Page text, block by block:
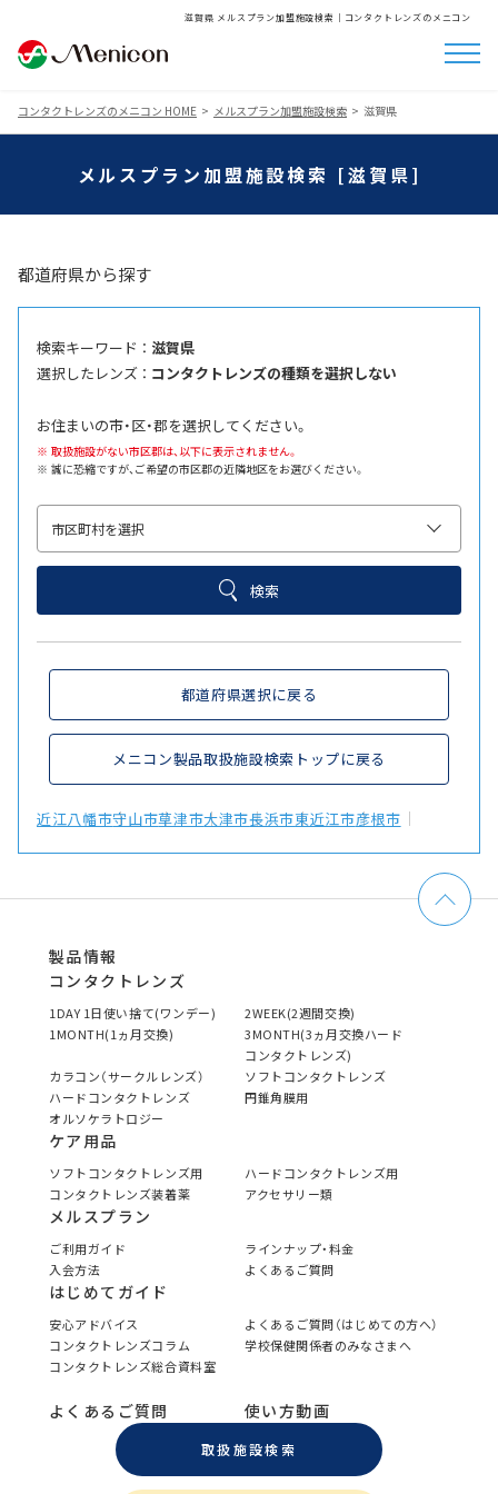
滋賀県 メルスプラン加盟施設検索│コンタクトレンズのメニコン
コンタクトレンズのメニコン HOME メルスプラン加盟施設検索 滋賀県
メルスプラン加盟施設検索 [滋賀県]
都道府県から探す
検索キーワード ： 滋賀県
選択したレンズ ： コンタクトレンズの種類を選択しない
お住まいの市・区・郡を選択してください。
取扱施設がない市区郡は、以下に表示されません。
誠に恐縮ですが、ご希望の市区郡の近隣地区をお選びください。
検索
都道府県選択に戻る
メニコン製品取扱施設検索トップに戻る
近江八幡市守山市草津市大津市長浜市東近江市彦根市
製品情報
コンタクトレンズ
1DAY 1日使い捨て(ワンデー)
2WEEK(2週間交換)
1MONTH(1ヵ月交換)
3MONTH(3ヵ月交換ハード
コンタクトレンズ)
カラコン（サークルレンズ）
ソフトコンタクトレンズ
ハードコンタクトレンズ
円錐角膜用
オルソケラトロジー
ケア用品
ソフトコンタクトレンズ用
ハードコンタクトレンズ用
コンタクトレンズ装着薬
アクセサリー類
メルスプラン
ご利用ガイド
ラインナップ・料金
入会方法
よくあるご質問
はじめてガイド
安心アドバイス
よくあるご質問（はじめての方へ）
コンタクトレンズコラム
学校保健関係者のみなさまへ
コンタクトレンズ総合資料室
よくあるご質問 使い方動画
取扱施設検索